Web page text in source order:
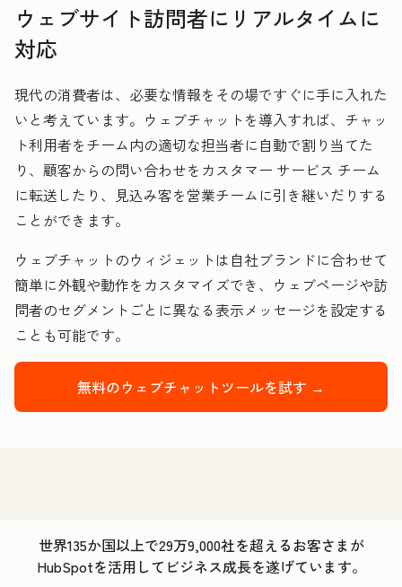
ウェブサイト訪問者にリアルタイムに
対応
現代の消費者は、必要な情報をその場ですぐに手に入れた
いと考えています。ウェブチャットを導入すれば、チャッ
ト利用者をチーム内の適切な担当者に自動で割り当てた
り、顧客からの問い合わせをカスタマー サービス チーム
に転送したり、見込み客を営業チームに引き継いだりする
ことができます。
ウェブチャットのウィジェットは自社ブランドに合わせて
簡単に外観や動作をカスタマイズでき、ウェブページや訪
問者のセグメントごとに異なる表示メッセージを設定する
ことも可能です。
無料のウェブチャットツールを試す →
世界135か国以上で29万9,000社を超えるお客さまが
HubSpotを活用してビジネス成長を遂げています。